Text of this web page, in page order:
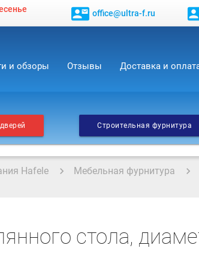
contact_mail office@ultra-f.ru
и обзоры Отзывы Доставка и
Строительная фурнитура
Hafele Мебельная фурнитура
стола,